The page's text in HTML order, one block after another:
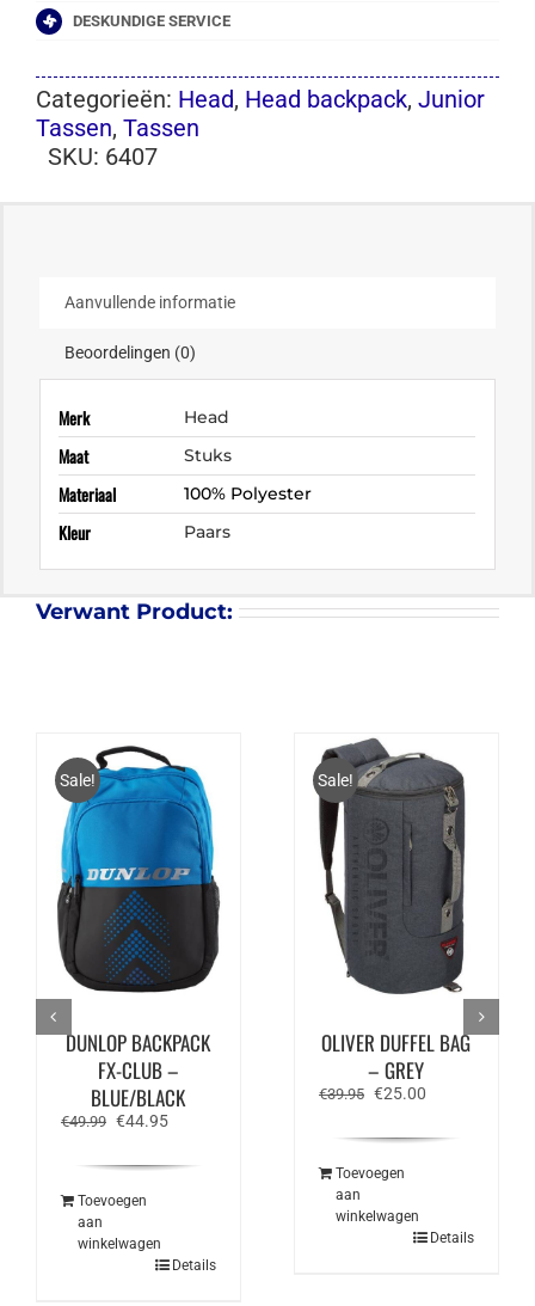
DESKUNDIGE SERVICE
Categorieën: Head, Head backpack, Junior
Tassen, Tassen
SKU: 6407
Aanvullende informatie
Beoordelingen (0)
Merk Head
Maat Stuks
Materiaal 100% Polyester
Kleur Paars
Verwant Product:
Sale!
DUNLOP BACKPACK
FX-CLUB –
BLUE/BLACK
€49.99 Oorspronkelijke
€44.95Huidige
Toevoegen
aan
winkelwagen
Details
Sale!
OLIVER DUFFEL BAG
– GREY
€39.95 Oorspronkelijke
€25.00Huidige
Toevoegen
aan
winkelwagen
Details